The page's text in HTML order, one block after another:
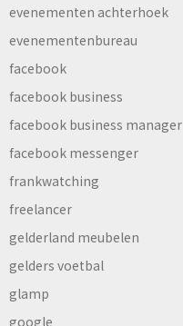
evenementen achterhoek
evenementenbureau
facebook
facebook business
facebook business manager
facebook messenger
frankwatching
freelancer
gelderland meubelen
gelders voetbal
glamp
google